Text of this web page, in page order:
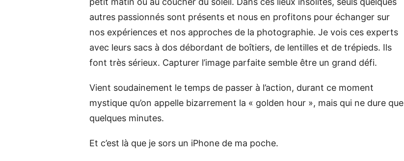
autres passionnés sont présents et nous en profitons pour échanger sur
nos expériences et nos approches de la photographie. Je vois ces experts
avec leurs sacs à dos débordant de boîtiers, de lentilles et de trépieds. Ils
font très sérieux. Capturer l’image parfaite semble être un grand défi.
Vient soudainement le temps de passer à l’action, durant ce moment
mystique qu’on appelle bizarrement la « golden hour », mais qui ne dure que
quelques minutes.
Et c’est là que je sors un iPhone de ma poche.